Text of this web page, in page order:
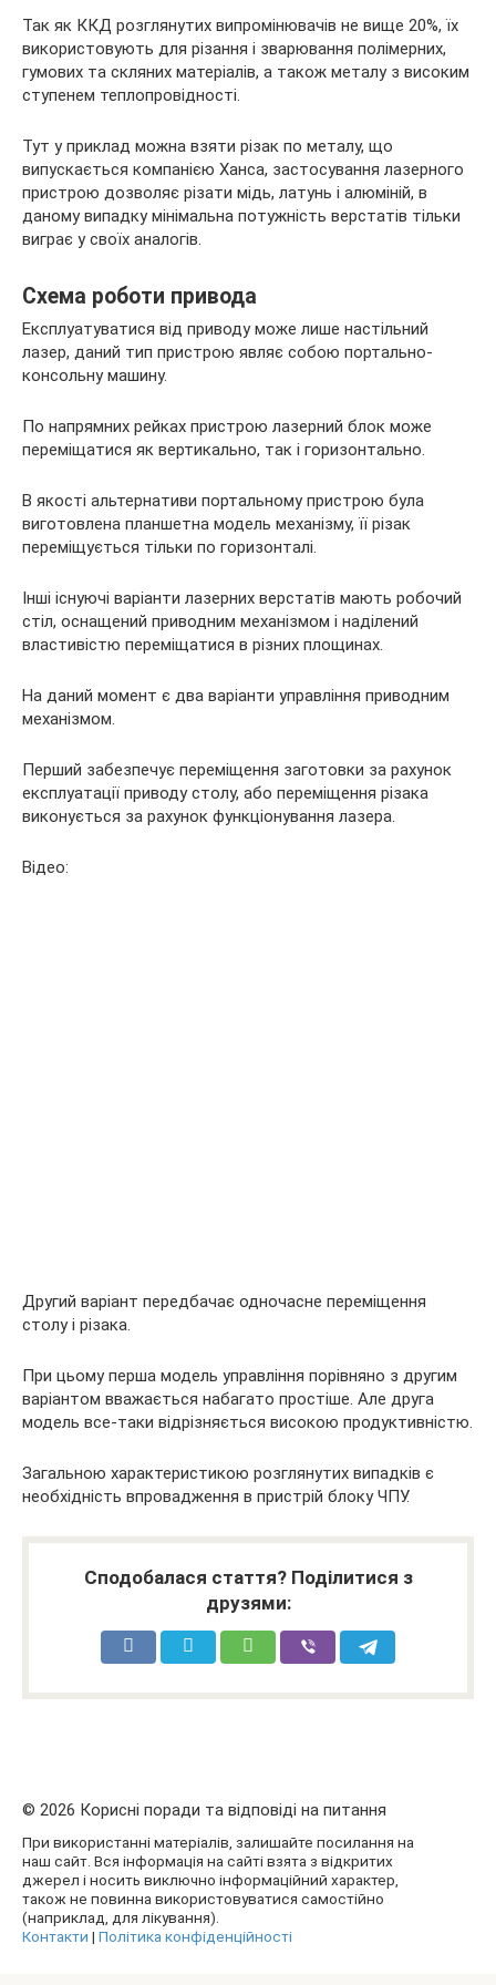
Так як ККД розглянутих випромінювачів не вище 20%, їх
використовують для різання і зварювання полімерних,
гумових та скляних матеріалів, а також металу з високим
ступенем теплопровідності.
Тут у приклад можна взяти різак по металу, що
випускається компанією Ханса, застосування лазерного
пристрою дозволяє різати мідь, латунь і алюміній, в
даному випадку мінімальна потужність верстатів тільки
виграє у своїх аналогів.
Схема роботи привода
Експлуатуватися від приводу може лише настільний
лазер, даний тип пристрою являє собою портально-
консольну машину.
По напрямних рейках пристрою лазерний блок може
переміщатися як вертикально, так і горизонтально.
В якості альтернативи портальному пристрою була
виготовлена планшетна модель механізму, її різак
переміщується тільки по горизонталі.
Інші існуючі варіанти лазерних верстатів мають робочий
стіл, оснащений приводним механізмом і наділений
властивістю переміщатися в різних площинах.
На даний момент є два варіанти управління приводним
механізмом.
Перший забезпечує переміщення заготовки за рахунок
експлуатації приводу столу, або переміщення різака
виконується за рахунок функціонування лазера.
Відео:
Другий варіант передбачає одночасне переміщення
столу і різака.
При цьому перша модель управління порівняно з другим
варіантом вважається набагато простіше. Але друга
модель все-таки відрізняється високою продуктивністю.
Загальною характеристикою розглянутих випадків є
необхідність впровадження в пристрій блоку ЧПУ.
Сподобалася стаття? Поділитися з
друзями:
© 2026 Корисні поради та відповіді на питання
При використанні матеріалів, залишайте посилання на
наш сайт. Вся інформація на сайті взята з відкритих
джерел і носить виключно інформаційний характер,
також не повинна використовуватися самостійно
(наприклад, для лікування).
Контакти | Політика конфіденційності